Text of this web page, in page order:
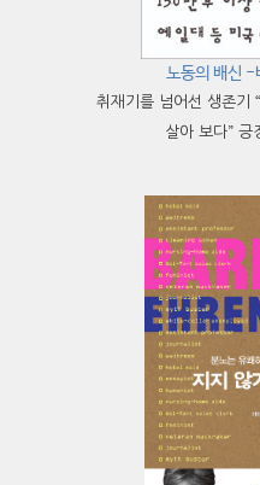
노동의 배신 -
취재기를 넘어선 생존기
살아 보다” 긍